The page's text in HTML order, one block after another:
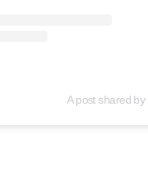
A post shared